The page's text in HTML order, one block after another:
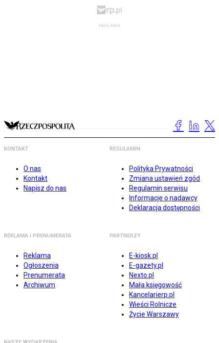
KONTAKT
O nas
Kontakt
Napisz do nas
REGULAMIN
Polityka Prywatności
Zmiana ustawień zgód
Regulamin serwisu
Informacje o nadawcy
Deklaracja dostępności
REKLAMA I PRENUMERATA
Reklama
Ogłoszenia
Prenumerata
Archiwum
PARTNERZY
E-kiosk.pl
E-gazety.pl
Nexto.pl
Mała księgowość
Kancelarierp.pl
Wieści Rolnicze
Życie Warszawy